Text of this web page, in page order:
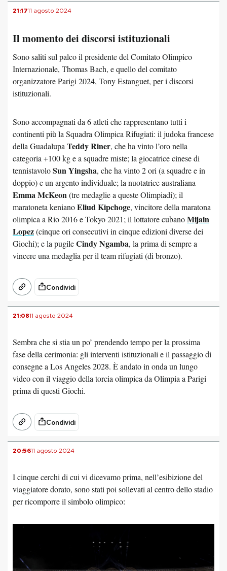
21:1711 agosto 2024
Il momento dei discorsi istituzionali
Sono saliti sul palco il presidente del Comitato Olimpico
Internazionale, Thomas Bach, e quello del comitato
organizzatore Parigi 2024, Tony Estanguet, per i discorsi
istituzionali.
Sono accompagnati da 6 atleti che rappresentano tutti i
continenti più la Squadra Olimpica Rifugiati: il judoka francese
della Guadalupa Teddy Riner, che ha vinto l’oro nella
categoria +100 kg e a squadre miste; la giocatrice cinese di
tennistavoloSun Yingsha, che ha vinto 2 ori (a squadre e in
doppio) e un argento individuale; la nuotatrice australiana
Emma McKeon(tre medaglie a queste Olimpiadi); il
maratoneta kenianoEliud Kipchoge, vincitore della maratona
olimpica a Rio 2016 e Tokyo 2021; il lottatore cubanoMijain
Lopez(cinque ori consecutivi in cinque edizioni diverse dei
Giochi); e la pugileCindy Ngamba, la prima di sempre a
vincere una medaglia per il team rifugiati (di bronzo).
Condividi
21:0811 agosto 2024
Sembra che si stia un po’ prendendo tempo per la prossima
fase della cerimonia: gli interventi istituzionali e il passaggio di
consegne a Los Angeles 2028. È andato in onda un lungo
video con il viaggio della torcia olimpica da Olimpia a Parigi
prima di questi Giochi.
Condividi
20:5611 agosto 2024
I cinque cerchi di cui vi dicevamo prima, nell’esibizione del
viaggiatore dorato, sono stati poi sollevati al centro dello stadio
per ricomporre il simbolo olimpico: